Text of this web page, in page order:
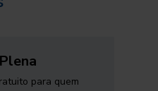
para quem